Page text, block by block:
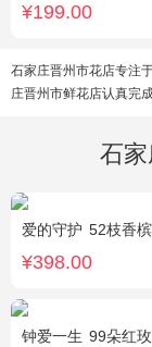
¥199.00
石家庄晋州市花店专注
庄晋州市鲜花店认真完
石
爱的守护 52枝香槟玫瑰
¥398.00
钟爱一生 99朵红玫瑰，紫